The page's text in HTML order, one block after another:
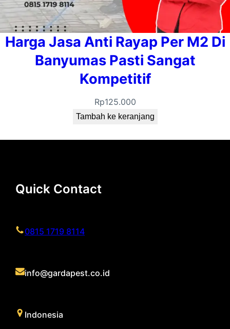
Harga Jasa Anti Rayap Per M2 Di
Banyumas Pasti Sangat
Kompetitif
Rp125.000
Tambah ke keranjang
Quick Contact
0815 1719 8114
info@gardapest.co.id
Indonesia